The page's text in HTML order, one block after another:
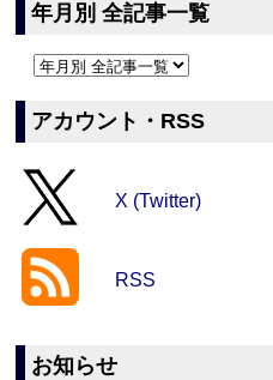
年月別 全記事一覧
アカウント・RSS
X (Twitter)
RSS
お知らせ